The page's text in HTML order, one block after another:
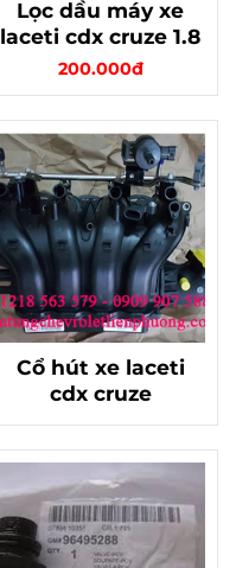
Lọc dầu máy xe
laceti cdx cruze 1.8
200.000đ
Cổ hút xe laceti
cdx cruze